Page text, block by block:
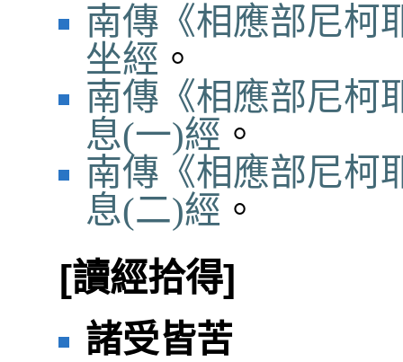
南傳《相應部尼柯
坐經 。
南傳《相應部尼柯
息(一)經 。
南傳《相應部尼柯
息(二)經 。
[讀經拾得]
諸受皆苦